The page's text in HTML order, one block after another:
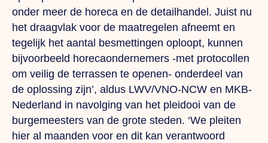
onder meer de horeca en de detailhandel. Juist nu
het draagvlak voor de maatregelen afneemt en
tegelijk het aantal besmettingen oploopt, kunnen
bijvoorbeeld horecaondernemers -met protocollen
om veilig de terrassen te openen- onderdeel van
de oplossing zijn’, aldus LWV/VNO-NCW en MKB-
Nederland in navolging van het pleidooi van de
burgemeesters van de grote steden. ‘We pleiten
hier al maanden voor en dit kan verantwoord